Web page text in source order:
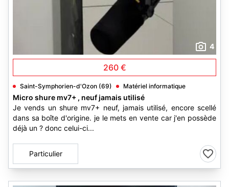
4
260 €
Saint-Symphorien-d'Ozon (69) Matériel informatique
Micro shure mv7+ , neuf jamais utilisé
Je vends un shure mv7+ neuf, jamais utilisé, encore scellé
dans sa boîte d'origine. je le mets en vente car j'en possède
déjà un ? donc celui-ci...
Particulier